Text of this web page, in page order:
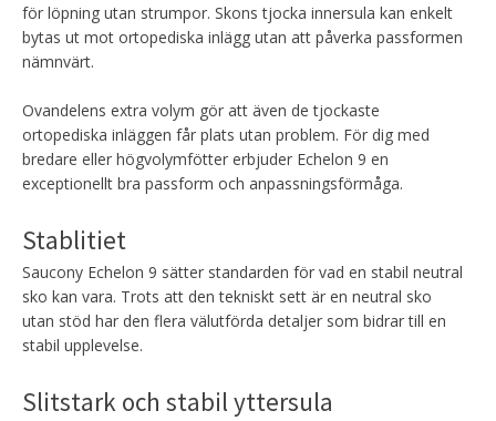
för löpning utan strumpor. Skons tjocka innersula kan enkelt
bytas ut mot ortopediska inlägg utan att påverka passformen
nämnvärt.
Ovandelens extra volym gör att även de tjockaste
ortopediska inläggen får plats utan problem. För dig med
bredare eller högvolymfötter erbjuder Echelon 9 en
exceptionellt bra passform och anpassningsförmåga.
Stablitiet
Saucony Echelon 9 sätter standarden för vad en stabil neutral
sko kan vara. Trots att den tekniskt sett är en neutral sko
utan stöd har den flera välutförda detaljer som bidrar till en
stabil upplevelse.
Slitstark och stabil yttersula